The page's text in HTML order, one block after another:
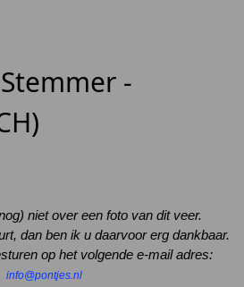
-
niet over een foto van dit veer.
dan ben ik u daarvoor erg dankbaar.
op het volgende e-mail adres:
info@pontjes.nl